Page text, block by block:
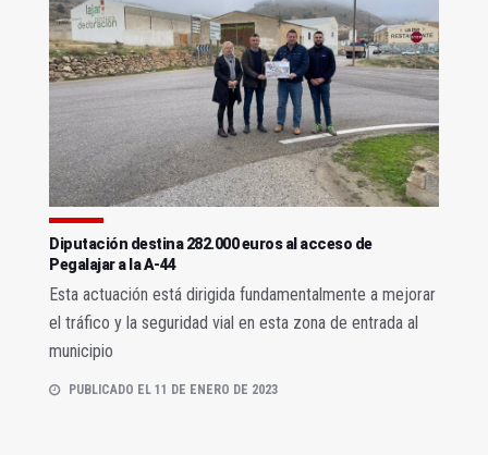
Diputación destina 282.000 euros al acceso de
Pegalajar a la A-44
Esta actuación está dirigida fundamentalmente a mejorar
el tráfico y la seguridad vial en esta zona de entrada al
municipio
PUBLICADO EL 11 DE ENERO DE 2023